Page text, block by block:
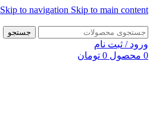
Skip to navigation Skip to main content
جستجو
ورود / ثبت نام
0 محصول 0 تومان